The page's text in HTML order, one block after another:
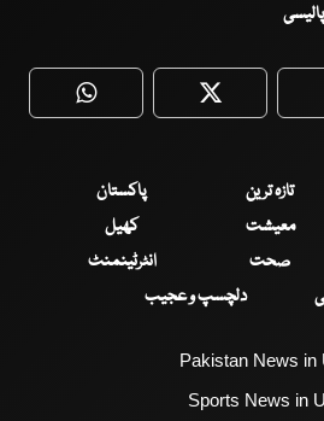
WhatsApp Twitter
تازہ ترین
پاکستان
معیشت
کھیل
صحت
انٹرٹینمنٹ
دلچسپ و عجیب
Pakistan News in
Sports News in